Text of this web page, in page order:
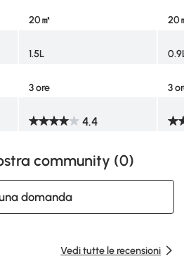
20㎡
20
1.5L
3 ore
3
4.4
community (0)
domanda
Vedi tutte le recensioni